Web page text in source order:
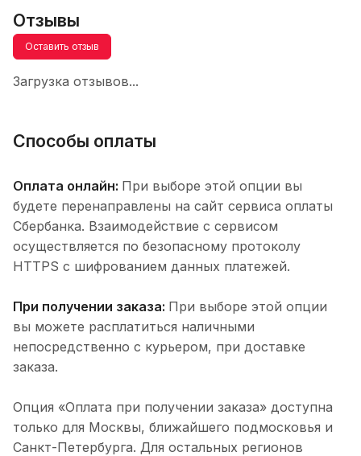
Отзывы
Оставить отзыв
Загрузка отзывов...
Способы оплаты
Оплата онлайн: При выборе этой опции вы
будете перенаправлены на сайт сервиса оплаты
Сбербанка. Взаимодействие с сервисом
осуществляется по безопасному протоколу
HTTPS с шифрованием данных платежей.
При получении заказа: При выборе этой опции
вы можете расплатиться наличными
непосредственно с курьером, при доставке
заказа.
Опция «Оплата при получении заказа» доступна
только для Москвы, ближайшего подмосковья и
Санкт-Петербурга. Для остальных регионов